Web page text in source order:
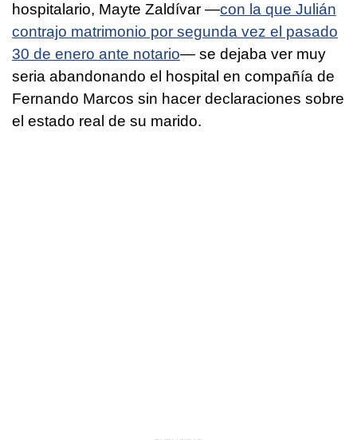
hospitalario, Mayte Zaldívar —con la que Julián
contrajo matrimonio por segunda vez el pasado
30 de enero ante notario— se dejaba ver muy
seria abandonando el hospital en compañía de
Fernando Marcos sin hacer declaraciones sobre
el estado real de su marido.